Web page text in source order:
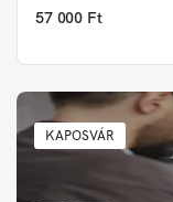
57 000 Ft
KAPOSVÁR